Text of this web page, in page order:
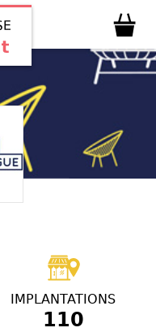
IMPLANTATIONS
110